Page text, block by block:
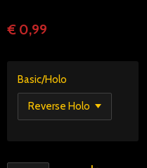
€ 0,99
Basic/Holo